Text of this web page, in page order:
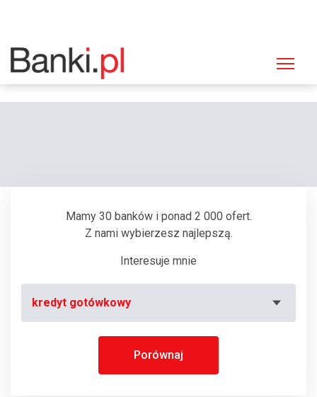
Strona główna
Bankomat Spółdzielcza Grupa Bankowa, Wąbrzeźno, Plac Jana Pawła II
Mamy 30 banków i ponad 2 000 ofert.
Z nami wybierzesz najlepszą.
Interesuje mnie
kredyt gotówkowy
Porównaj